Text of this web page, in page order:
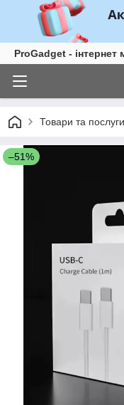
ProGadget - iнтернет
Товари та послуги
–51%